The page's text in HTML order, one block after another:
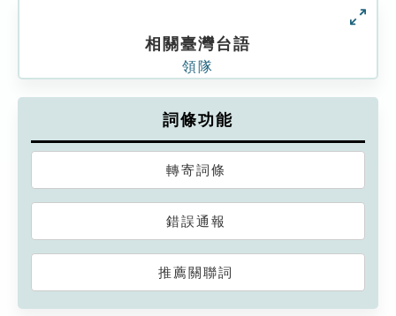
相關臺灣台語
領隊
詞條功能
轉寄詞條
錯誤通報
推薦關聯詞